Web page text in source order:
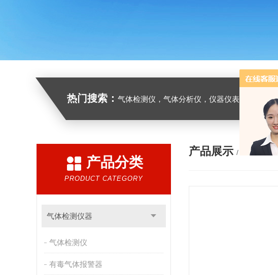
热门搜索： 气体检测仪，气体分析仪，仪器仪表，劳保用品
产品分类
PRODUCT CATEGORY
气体检测仪器
气体检测仪
有毒气体报警器
产品展示 / PRODUCTS